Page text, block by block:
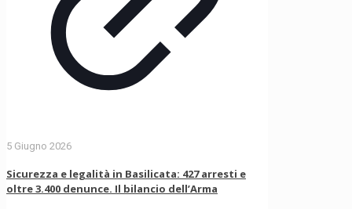
5 Giugno 2026
Sicurezza e legalità in Basilicata: 427 arresti e
oltre 3.400 denunce. Il bilancio dell’Arma